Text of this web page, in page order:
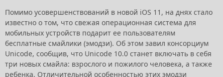
Помимо усовершенствований в новой iOS 11, на днях стало
известно о том, что свежая операционная система для
мобильных устройств подарит ее пользователям
бесплатные смайлики (эмодзи). Об этом завил консорциум
Unicode, сообщив, что Unicode 10.0 станет включать в себя
три новых смайла: взрослого и пожилого человека, а также
ребенка. Отличительной особенностью этих эмодзи